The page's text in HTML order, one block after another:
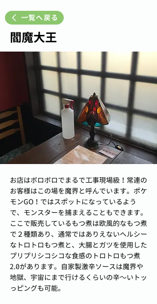
一覧へ戻る
閻魔大王
お店はボロボロでまるで工事現場級！常連の
お客様はこの場を魔界と呼んでいます。ポケ
モンGO！ではスポットになっているよう
で、モンスターを捕まえることもできます。
ここで販売しているもつ煮は欧風的なもつ煮
で２種類あり、通常ではありえないヘルシー
なトロトロもつ煮と、大腸とガツを使用した
プリプリシコシコな食感のトロトロもつ煮
2.0があります。自家製激辛ソースは魔界や
地獄、宇宙にまで行けるくらいの辛～いトッ
っピングも可能。